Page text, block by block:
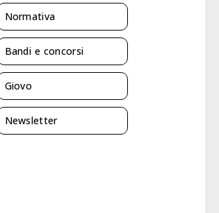
Normativa
Bandi e concorsi
Giovo
Newsletter